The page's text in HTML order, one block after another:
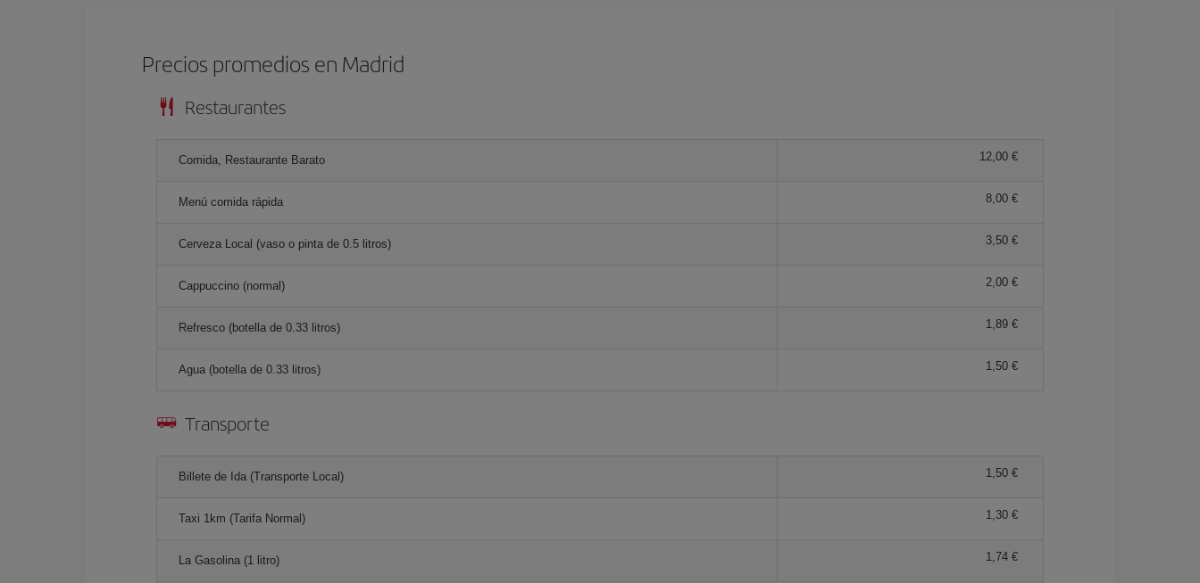
Precios promedios en Madrid
Restaurantes
Comida, Restaurante Barato 12,00
Menú comida rápida 8,00
Cerveza Local (vaso o pinta de 0.5 litros) 3,50
Cappuccino (normal) 2,00
Refresco (botella de 0.33 litros) 1,89
Agua (botella de 0.33 litros) 1,50
Transporte
Billete de Ida (Transporte Local) 1,50
Taxi 1km (Tarifa Normal) 1,30
La Gasolina (1 litro) 1,74